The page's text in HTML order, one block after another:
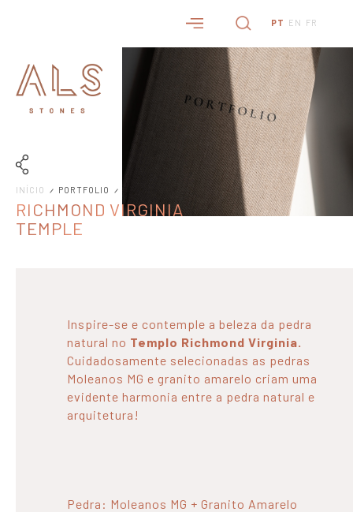
PT EN FR
INÍCIO PORTFOLIO
RICHMOND VIRGINIA
TEMPLE
Inspire-se e contemple a beleza da pedra
natural no Templo Richmond Virginia.
Cuidadosamente selecionadas as pedras
Moleanos MG e granito amarelo criam uma
evidente harmonia entre a pedra natural e
arquitetura!
Pedra: Moleanos MG + Granito Amarelo